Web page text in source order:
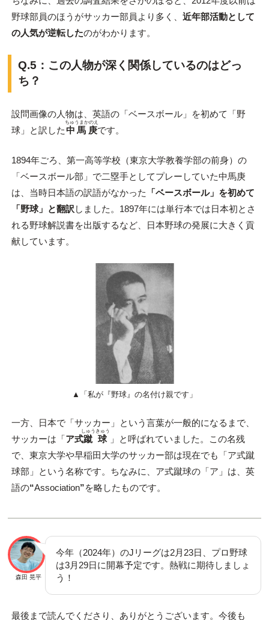
野球部員のほうがサッカー部員より多く、 近年部活動として
の人気が逆転したのがわかります。
Q.5： この人物が深く関係しているのはどっ
ち？
設問画像の人物は、英語の「ベースボール」を初めて「野
球」と訳した中馬庚
ちゅうまかのえ
です。
1894年ごろ、第一高等学校（東京大学教養学部の前身）の
「ベースボール部」で二塁手としてプレーしていた中馬庚
は、当時日本語の訳語がなかった
「ベースボール」を初めて
「野球」と翻訳 しました。1897年には単行本では日本初とさ
れる野球解説書を出版するなど、日本野球の発展に大きく貢
献しています。
▲「私が『野球』の名付け親です」
一方、日本で「サッカー」という言葉が一般的になるまで、
サッカーは「ア式蹴球
しゅうきゅう
」と呼ばれていました。この名残
で、東京大学や早稲田大学のサッカー部は現在でも「ア式蹴
球部」という名称です。ちなみに、ア式蹴球の「ア」は、英
語の“Association”を略したものです。
森田 晃平
今年（2024年）のJリーグは2月23日、プロ野球
は3月29日に開幕予定です。熱戦に期待しましょ
う！
最後まで読んでくださり、ありがとうございます。今後も